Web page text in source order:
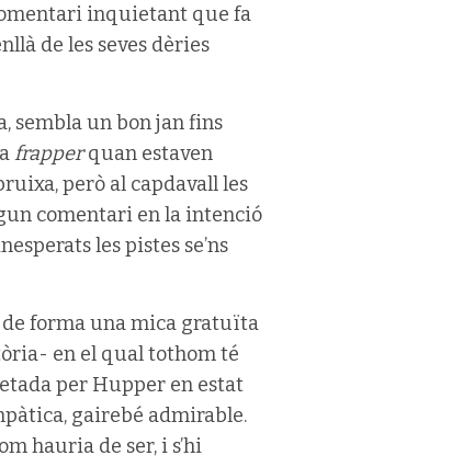
inquietant que fa
de les seves dèries
sembla un bon jan fins
frapperquan estaven
però al capdavall les
comentari en la intenció
les pistes se’ns
de forma una mica gratuïta
en el qual tothom té
per Hupper en estat
gairebé admirable.
hauria de ser, i s’hi